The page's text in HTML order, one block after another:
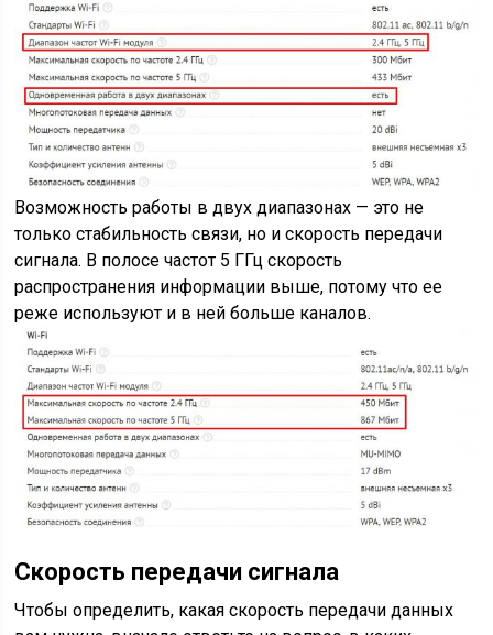
Возможность работы в двух диапазонах — это не
только стабильность связи, но и скорость передачи
сигнала. В полосе частот 5 ГГц скорость
распространения информации выше, потому что ее
реже используют и в ней больше каналов.
Скорость передачи сигнала
Чтобы определить, какая скорость передачи данных